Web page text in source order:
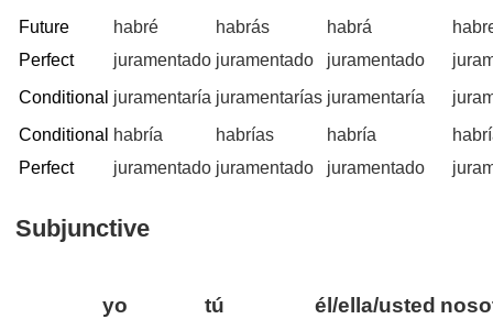
Future
Perfect
habré
juramentado
habrás
juramentado
habrá
juramentado
Conditional juramentaría juramentarías juramentaría
Conditional
Perfect
habría
juramentado
habrías
juramentado
habría
juramentado
Subjunctive
yo tú él/ella/usted